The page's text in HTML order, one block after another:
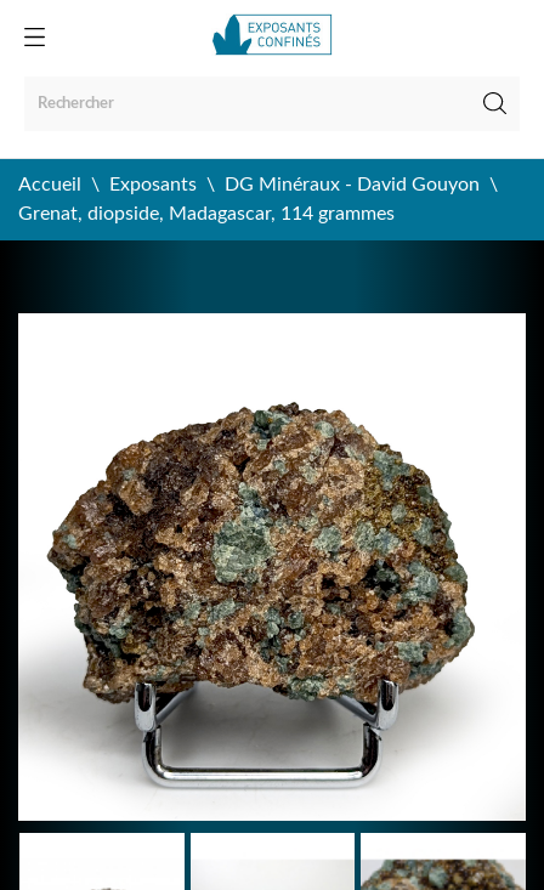
Accueil Exposants
DG Minéraux - David Gouyon
Grenat, diopside, Madagascar, 114 grammes